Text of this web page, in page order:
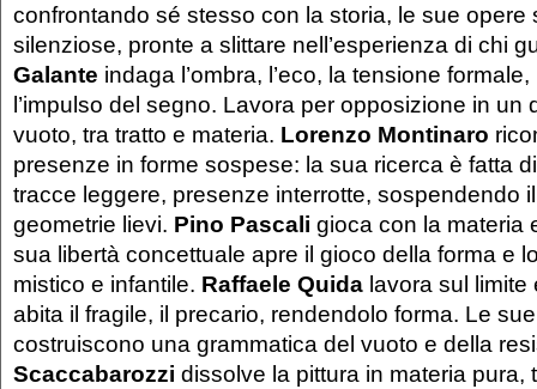
confrontando sé stesso con la storia, le sue opere
silenziose, pronte a slittare nell’esperienza di chi
Galante indaga l’ombra, l’eco, la tensione
l’impulso del segno. Lavora per opposizione in un
vuoto, tra tratto e materia. Lorenzo Montinaro
presenze in forme sospese: la sua ricerca è fatta
tracce leggere, presenze interrotte, sospendendo
geometrie lievi. Pino Pascali gioca con la materia
sua libertà concettuale apre il gioco della forma e
mistico e infantile. Raffaele Quida lavora sul limite
abita il fragile, il precario, rendendolo forma. Le
costruiscono una grammatica del vuoto e della
Scaccabarozzi dissolve la pittura in materia pura,